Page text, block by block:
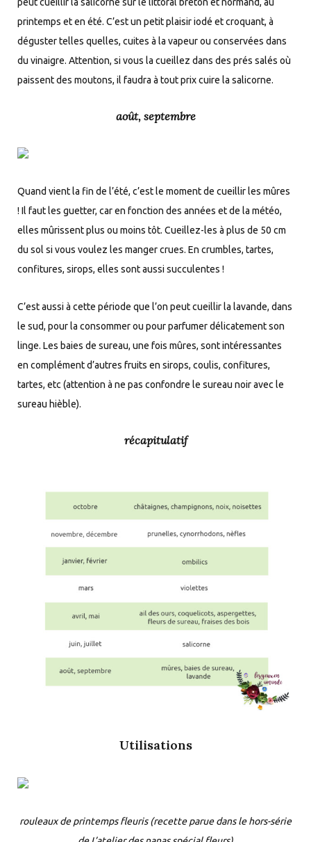
printemps et en été. C’est un petit plaisir iodé et croquant, à
déguster telles quelles, cuites à la vapeur ou conservées dans
du vinaigre. Attention, si vous la cueillez dans des prés salés où
paissent des moutons, il faudra à tout prix cuire la salicorne.
août, septembre
Quand vient la fin de l’été, c’est le moment de cueillir les mûres
! Il faut les guetter, car en fonction des années et de la météo,
elles mûrissent plus ou moins tôt. Cueillez-les à plus de 50 cm
du sol si vous voulez les manger crues. En crumbles, tartes,
confitures, sirops, elles sont aussi succulentes !
C’est aussi à cette période que l’on peut cueillir la lavande, dans
le sud, pour la consommer ou pour parfumer délicatement son
linge. Les baies de sureau, une fois mûres, sont intéressantes
en complément d’autres fruits en sirops, coulis, confitures,
tartes, etc (attention à ne pas confondre le sureau noir avec le
sureau hièble).
récapitulatif
Utilisations
rouleaux de printemps fleuris (recette parue dans le hors-série